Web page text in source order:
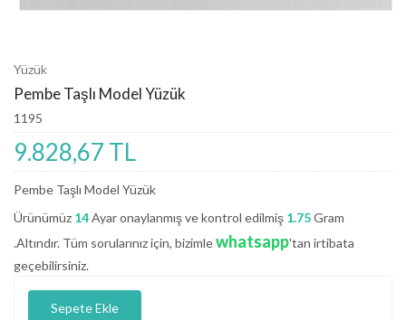
Yüzük
Pembe Taşlı Model Yüzük
1195
9.828,67 TL
Pembe Taşlı Model Yüzük
Ürünümüz 14Ayar onaylanmış ve kontrol edilmiş 1.75Gram
.Altındır. Tüm sorularınız için, bizimlewhatsapp'tan irtibata
geçebilirsiniz.
Sepete Ekle